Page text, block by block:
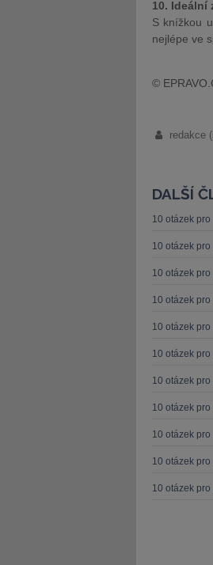
10. Ideální
S knížkou
nejlépe ve
©
redakce
DALŠÍ
10 otázek
10 otázek
10 otázek
10 otázek
10 otázek
10 otázek
10 otázek
10 otázek
10 otázek
10 otázek
10 otázek